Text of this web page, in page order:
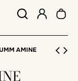
AMINE